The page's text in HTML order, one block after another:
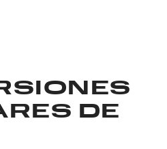
DE